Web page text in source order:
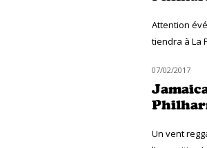
Attention
tiendra à La
07/02/2017
Un vent